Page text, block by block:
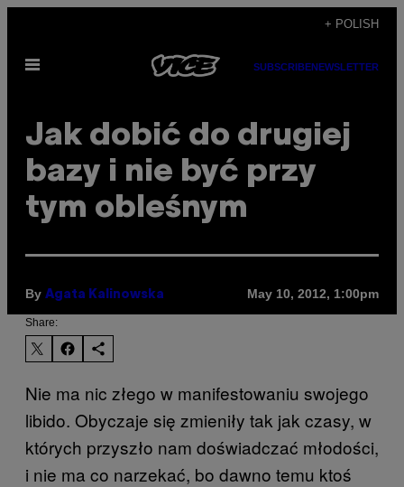
content
+ POLISH
Open
SUBSCRIBENEWSLETTER
Jak dobić do drugiej
bazy i nie być przy
tym obleśnym
By Agata Kalinowska May 10, 2012, 1:00pm
Share:
Nie ma nic złego w manifestowaniu swojego
libido. Obyczaje się zmieniły tak jak czasy, w
których przyszło nam doświadczać młodości,
i nie ma co narzekać, bo dawno temu ktoś